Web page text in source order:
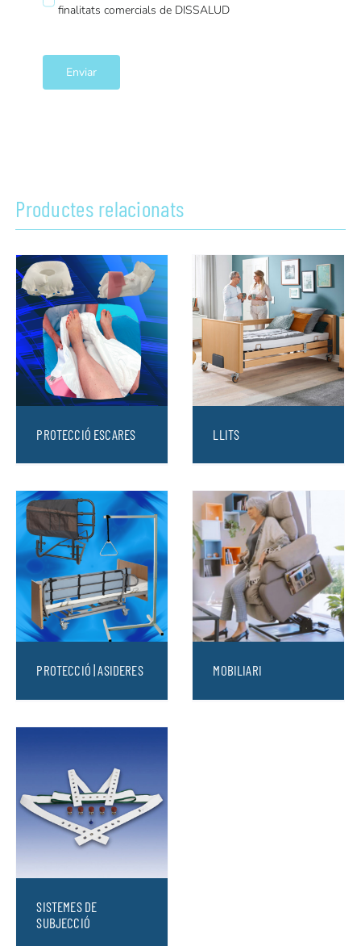
finalitats comercials de DISSALUD
Enviar
Productes relacionats
PROTECCIÓ ESCARES LLITS
PROTECCIÓ | ASIDERES MOBILIARI
SISTEMES DE
SUBJECCIÓ